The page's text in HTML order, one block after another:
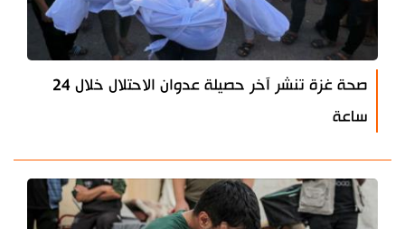
صحة غزة تنشر آخر حصيلة عدوان الاحتلال خلال 24
ساعة